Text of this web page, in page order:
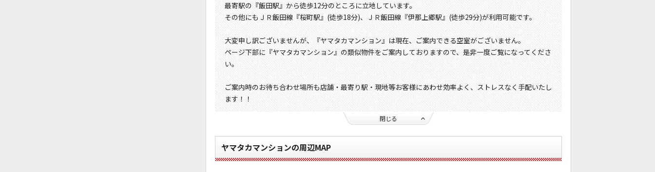
最寄駅の『飯田駅』から徒歩12分のところに立地しています。
その他にもＪＲ飯田線『桜町駅』(徒歩18分)、ＪＲ飯田線『伊那上郷駅』(徒歩29分)が利用可能です。
大変申し訳ございませんが、『ヤマタカマンション』は現在、ご案内できる空室がございません。
ページ下部に『ヤマタカマンション』の類似物件をご案内しておりますので、是非一度ご覧になってくださ
い。
ご案内時のお待ち合わせ場所も店舗・最寄り駅・現地等お客様にあわせ効率よく、ストレスなく手配いたし
ます！！
閉じる
ヤマタカマンションの周辺MAP